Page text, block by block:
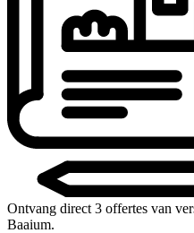
Ontvang direct 3 offertes van
Baaium.